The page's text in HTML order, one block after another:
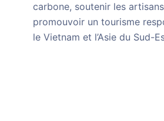
carbone, soutenir les
promouvoir un tourisme
le Vietnam et l’Asie du Sud-